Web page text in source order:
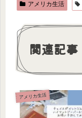
アメリカ生活
関連記事
アメリカ生活